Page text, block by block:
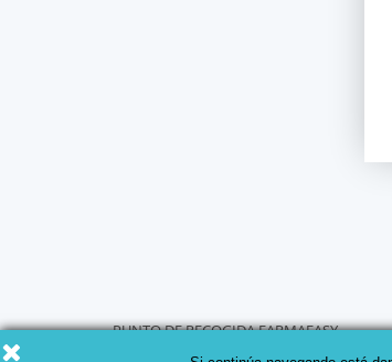
PUNTO DE RECOGIDA FARMAEASY